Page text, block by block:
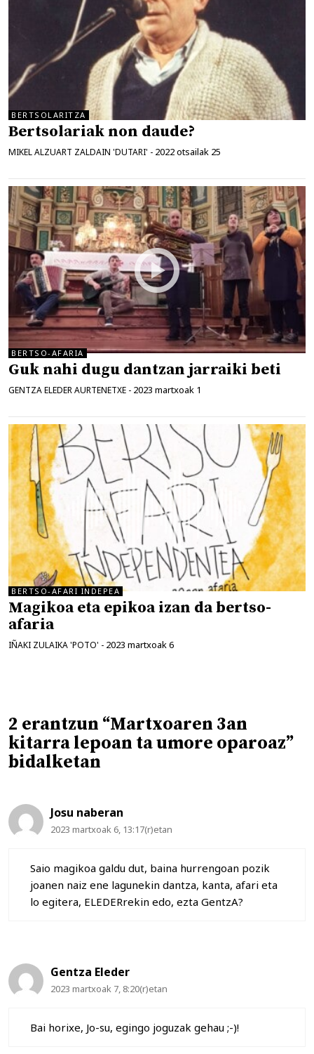
BERTSOLARITZA
Bertsolariak non daude?
MIKEL ALZUART ZALDAIN 'DUTARI' - 2022 otsailak 25
BERTSO-AFARIA
Guk nahi dugu dantzan jarraiki beti
GENTZA ELEDER AURTENETXE - 2023 martxoak 1
BERTSO-AFARI INDEPEA
Magikoa eta epikoa izan da bertso-
afaria
IÑAKI ZULAIKA 'POTO' - 2023 martxoak 6
2 erantzun “Martxoaren 3an
kitarra lepoan ta umore oparoaz”
bidalketan
Josu naberan
2023 martxoak 6, 13:17(r)etan
Saio magikoa galdu dut, baina hurrengoan pozik
joanen naiz ene lagunekin dantza, kanta, afari eta
lo egitera, ELEDERrekin edo, ezta GentzA?
Gentza Eleder
2023 martxoak 7, 8:20(r)etan
Bai horixe, Jo-su, egingo joguzak gehau ;-)!